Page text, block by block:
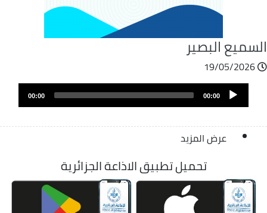
البصير
19/05/2026
ملفAudio
Player
00:00
00:00
عرض المزيد
تحميل تطبيق الاذاعة الجزائرية